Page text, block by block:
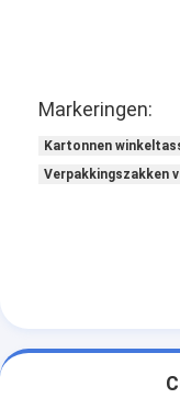
Markeringen:
Kartonnen
Verpakkingszakken